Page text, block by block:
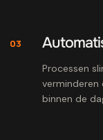
03
Processen
binnen de